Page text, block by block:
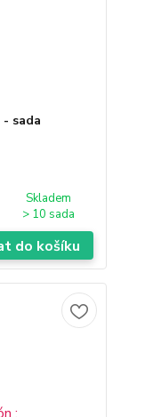
sada
Skladem
> 10 sada
do košíku